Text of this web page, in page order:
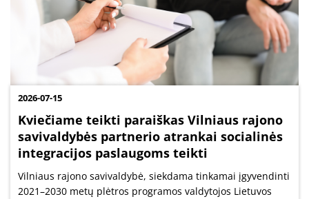
2026-07-15
Kviečiame teikti paraiškas Vilniaus rajono
savivaldybės partnerio atrankai socialinės
integracijos paslaugoms teikti
Vilniaus rajono savivaldybė, siekdama tinkamai įgyvendinti
2021–2030 metų plėtros programos valdytojos Lietuvos